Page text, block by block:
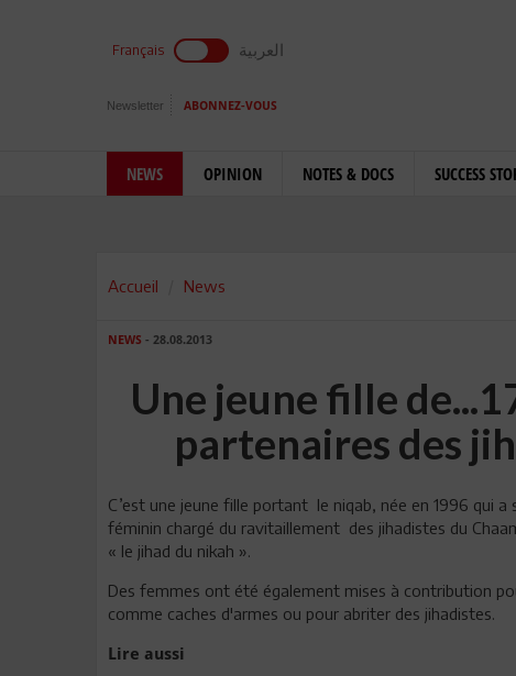
Français العربية
Newsletter ABONNEZ-VOUS
NEWS OPINION NOTES & DOCS SUCCESS
Accueil News
NEWS - 28.08.2013
Une jeune fille
partenaires des
C’est une jeune fille portant le niqab, née en 1996 qui
féminin chargé du ravitaillement des jihadistes du
« le jihad du nikah ».
Des femmes ont été également mises à contribution
comme caches d'armes ou pour abriter des jihadistes.
Lire aussi